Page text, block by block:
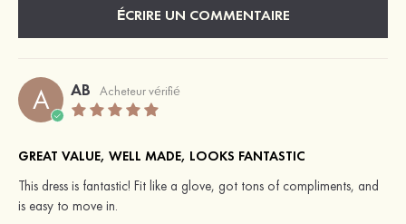
ÉCRIRE UN COMMENTAIRE
A AB Acheteur vérifié
GREAT VALUE, WELL MADE, LOOKS FANTASTIC
This dress is fantastic! Fit like a glove, got tons of compliments, and
is easy to move in.